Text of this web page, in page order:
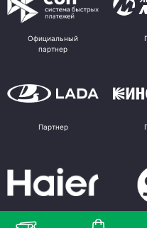
Официальный
партнер
Партнер